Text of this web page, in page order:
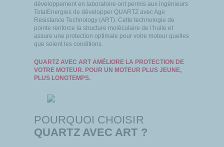
développement en laboratoire ont permis aux ingénieurs
TotalEnergies de développer QUARTZ avec Age
Resistance Technology (ART). Cette technologie de
pointe renforce la structure moléculaire de l’huile et
assure une protection optimale pour votre moteur quelles
que soient les conditions.
QUARTZ AVEC ART AMÉLIORE LA PROTECTION DE
VOTRE MOTEUR. POUR UN MOTEUR PLUS JEUNE,
PLUS LONGTEMPS.
POURQUOI CHOISIR
QUARTZ AVEC ART ?